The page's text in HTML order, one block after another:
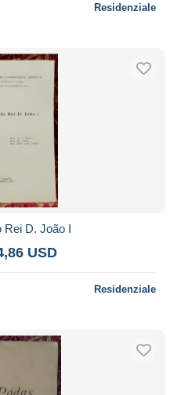
Residenziale
Rei D. João I
USD
Residenziale